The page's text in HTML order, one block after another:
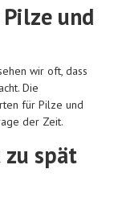
und
wir oft, dass
Die
für Pilze und
der Zeit.
spät